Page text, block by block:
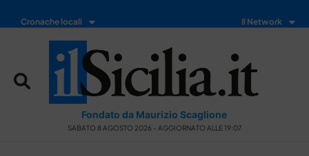
Cronache locali Il Network
Fondato da Maurizio Scaglione
SABATO 8 AGOSTO 2026 - AGGIORNATO ALLE 19:07